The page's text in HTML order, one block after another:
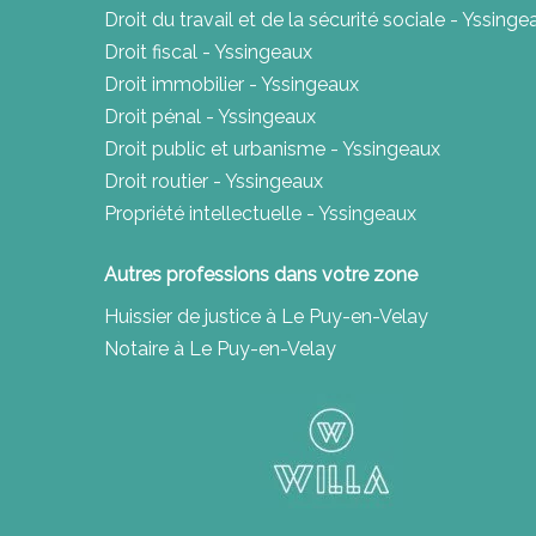
Droit du travail et de la sécurité sociale -
Droit fiscal - Yssingeaux
Droit immobilier - Yssingeaux
Droit pénal - Yssingeaux
Droit public et urbanisme - Yssingeaux
Droit routier - Yssingeaux
Propriété intellectuelle - Yssingeaux
Autres professions dans votre zone
Huissier de justice à Le Puy-en-Velay
Notaire à Le Puy-en-Velay